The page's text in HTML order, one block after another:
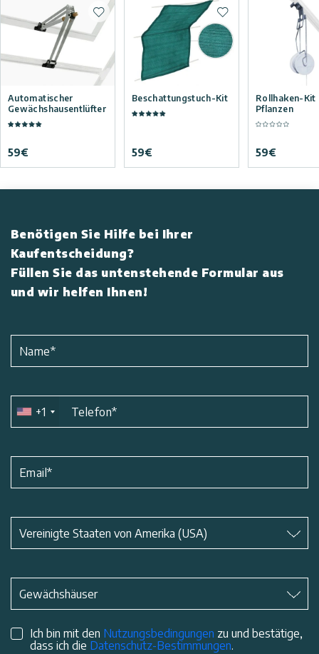
Automatischer
Gewächshausentlüfter
59€
Zur Wunschliste hinzufügen
Beschattungstuch-Kit
59€
Zur Wunschliste
Rollhaken-Kit
Pflanzen
59€
Benötigen Sie Hilfe bei Ihrer
Kaufentscheidung?
Füllen Sie das untenstehende Formular aus
und wir helfen Ihnen!
Name*
+1 Telefon*
Email*
Vereinigte Staaten von Amerika (USA)
*
Gewächshäuser
Ich bin mit den Nutzungsbedingungen zu und bestätige,
dass ich die Datenschutz-Bestimmungen.